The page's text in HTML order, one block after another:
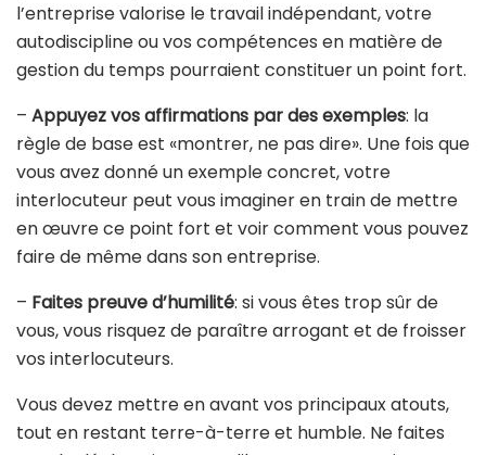
l’entreprise valorise le travail indépendant, votre
autodiscipline ou vos compétences en matière de
gestion du temps pourraient constituer un point fort.
– Appuyez vos affirmations par des exemples: la
règle de base est «montrer, ne pas dire». Une fois que
vous avez donné un exemple concret, votre
interlocuteur peut vous imaginer en train de mettre
en œuvre ce point fort et voir comment vous pouvez
faire de même dans son entreprise.
– Faites preuve d’humilité: si vous êtes trop sûr de
vous, vous risquez de paraître arrogant et de froisser
vos interlocuteurs.
Vous devez mettre en avant vos principaux atouts,
tout en restant terre-à-terre et humble. Ne faites